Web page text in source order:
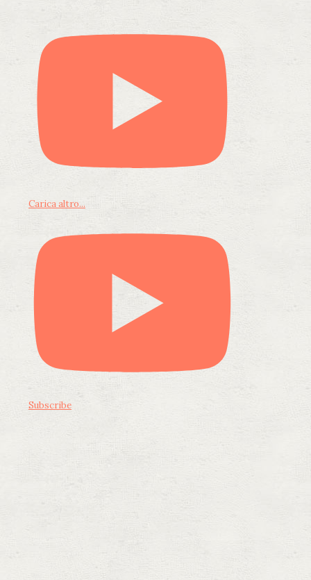
Carica altro...
Subscribe